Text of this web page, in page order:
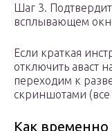
Шаг 3.
всплывающем
Если краткая
отключить аваст
переходим к
скриншотами
Как